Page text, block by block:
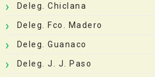
Deleg. Chiclana
Deleg. Fco. Madero
Deleg. Guanaco
Deleg. J. J. Paso